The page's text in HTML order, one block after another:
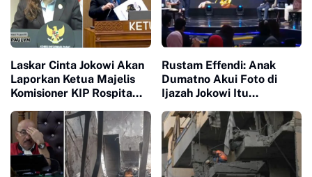
Laskar Cinta Jokowi Akan
Laporkan Ketua Majelis
Komisioner KIP Rospita
Rustam Effendi: Anak
Dumatno Akui Foto di
Ijazah Jokowi Itu